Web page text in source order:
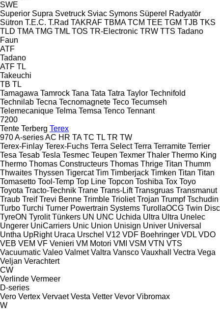
SWE
Superior Supra Svetruck Sviac Symons Süperel Radyatör
Sütron T.E.C. T.Rad TAKRAF TBMA TCM TEE TGM TJB TKS
TLD TMA TMG TML TOS TR-Electronic TRW TTS Tadano
Faun
ATF
Tadano
ATF TL
Takeuchi
TB TL
Tamagawa Tamrock Tana Tata Tatra Taylor Technifold
Technilab Tecna Tecnomagnete Teco Tecumseh
Telemecanique Telma Temsa Tenco Tennant
7200
Tente Terberg Terex
970A-seriesAC HR TA TC TL TR TW
Terex-Finlay Terex-Fuchs Terra Select Terra Terramite Terrier
Tesa Tesab Tesla Tesmec Teupen Texmer Thaler Thermo King
Thermo Thomas Constructeurs Thomas Thrige Titan Thumm
Thwaites Thyssen Tigercat Tim Timberjack Timken Titan Titan
Tomasetto Tool-Temp Top Line Topcon Toshiba Tox Toyo
Toyota Tracto-Technik Trane Trans-Lift Transgruas Transmanut
Traub Treif Trevi Benne Trimble Trioliet Trojan Trumpf Tschudin
Turbo Turchi Turner Powertrain Systems TurollaOCG Twin Disc
TyreON Tyrolit Tünkers UN UNC Uchida Ultra Ultra Unelec
Ungerer UniCarriers Unic Union Unisign Univer Universal
Untha UpRight Uraca Urschel V12 VDF Boehringer VDL VDO
VEB VEM VF Venieri VM Motori VMI VSM VTN VTS
Vacuumatic Valeo Valmet Valtra Vansco Vauxhall Vectra Vega
Veljan Verachtert
CW
Verlinde Vermeer
D-series
Vero Vertex Vervaet Vesta Vetter Vevor Vibromax
W